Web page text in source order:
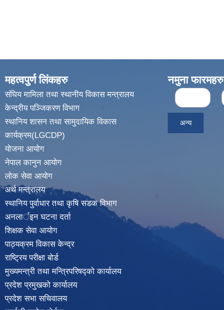
महत्वपुर्ण लिंकहरु
संघिय मामिला तथा स्थानीय विकास मन्त्रालय
केन्द्रीय पञ्जिकरण विभाग
स्थानिय शासन तथा सामुदायिक विकास
कार्यक्रम(LGCDP)
योजना आयोग
नेपाल कानुन आयोग
लोक सेवा आयोग
अर्थ मन्त्रालय
स्थानिय पुर्वाधार तथा कृषि सडक विभाग
अनलार्इन घटना दर्ता
शिक्षक सेवा आयोग
पाठ्यक्रम विकास केन्द्र
राष्ट्रिय परीक्षा बोर्ड
मुख्यमन्त्री तथा मन्त्रिपरिषद्को कार्यालय
प्रदेश प्रमुखको कार्यालय
प्रदेश सभा सचिवालय
नमुना फारमहरु
Pages
अन्य